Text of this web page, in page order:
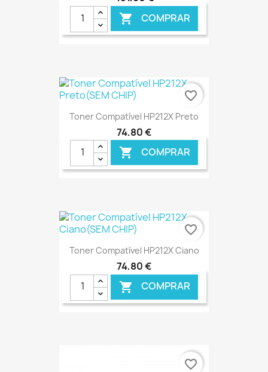
 COMPRAR
€ ONLINE
Toner Compatível HP212X Preto
74,80 €
 COMPRAR
€ ONLINE
favorite_border
Toner Compatível HP212X Ciano
74,80 €
 COMPRAR
favorite_border
favorite_border